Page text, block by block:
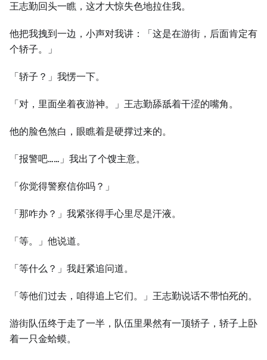
王志勤回头一瞧，这才大惊失色地拉住我。
他把我拽到一边，小声对我讲：「这是在游街，后面肯定有
个轿子。」
「轿子？」我愣一下。
「对，里面坐着夜游神。」王志勤舔舐着干涩的嘴角。
他的脸色煞白，眼瞧着是硬撑过来的。
「报警吧……」我出了个馊主意。
「你觉得警察信你吗？」
「那咋办？」我紧张得手心里尽是汗液。
「等。」他说道。
「等什么？」我赶紧追问道。
「等他们过去，咱得追上它们。」王志勤说话不带怕死的。
游街队伍终于走了一半，队伍里果然有一顶轿子，轿子上卧
着一只金蛤蟆。